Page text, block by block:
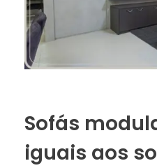
Sofás
iguais aos